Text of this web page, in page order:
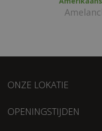
ONZE LOKATIE
OPENINGSTIJDEN